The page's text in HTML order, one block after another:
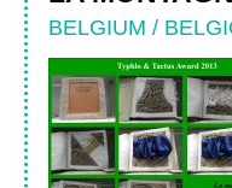
BELGIUM /